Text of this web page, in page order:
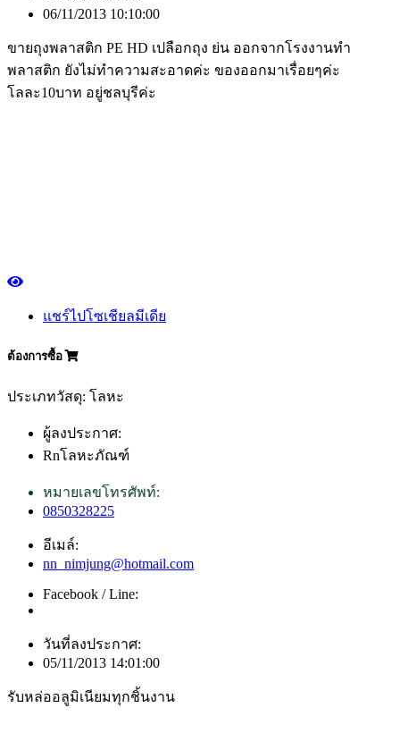
06/11/2013 10:10:00
ขายถุงพลาสติก PE HD เปลือกถุง ย่น ออกจากโรงงานทำ
พลาสติก ยังไม่ทำความสะอาดค่ะ ของออกมาเรื่อยๆค่ะ
โลละ10บาท อยู่ชลบุรีค่ะ
แชร์ไปโซเชียลมีเดีย
ต้องการซื้อ
ประเภทวัสดุ: โลหะ
ผู้ลงประกาศ:
Rnโลหะภัณฑ์
หมายเลขโทรศัพท์:
0850328225
อีเมล์:
nn_nimjung@hotmail.com
Facebook / Line:
วันที่ลงประกาศ:
05/11/2013 14:01:00
รับหล่ออลูมิเนียมทุกชิ้นงาน